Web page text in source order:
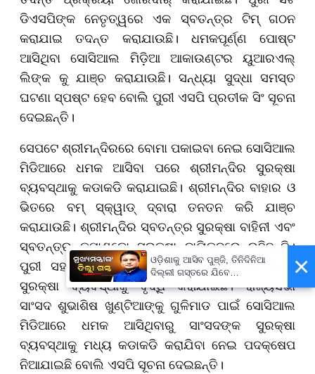
ଡିଏସପିଙ୍କ ନେତୃତ୍ୱରେ ଏକ ସ୍ବତନ୍ତ୍ର ଟିମ୍ ଗଠନ
କରାଯାଇ ତଦନ୍ତ କରାଯାଉଛି। ଧମକପୂର୍ଣ୍ଣ ପୋଷ୍ଟ
ଆସିଥିବା ସୋସିଆଲ ମିଡ଼ିଆ ଆକାଉଣ୍ଟର ୟୁଆରଏଲ୍
ଲିଙ୍କ କୁ ଯାଞ୍ଚ କରାଯାଉଛି। ସନ୍ଧ୍ୟା ସୁଦ୍ଧା ସମସ୍ତ
ଘଟଣା ସ୍ପଷ୍ଟ ହେବ ବୋଲି ପୁରୀ ଏସପି ପ୍ରତୀକ ସିଂ ସୂଚନା
ଦେଇଛନ୍ତି।
ସେପଟେ ଶ୍ରୀମନ୍ଦିରରେ ବୋମା ପକାଇବା ନେଇ ସୋସିଆଲ
ମିଡିଆରେ ଧମକ ଆସିବା ପରେ ଶ୍ରୀମନ୍ଦିର ସୁରକ୍ଷା
ବ୍ୟବସ୍ଥାକୁ କଡାକଡି କରାଯାଇଛି। ଶ୍ରୀମନ୍ଦିର ବାହାର ଓ
ଭିତରେ ବମ୍ ସ୍କ୍ୱାଡ୍ ଦ୍ବାରା ତନତନ କରି ଯାଞ୍ଚ
କରାଯାଉଛି। ଶ୍ରୀମନ୍ଦିର ସ୍ବତନ୍ତ୍ର ସୁରକ୍ଷା ବାହିନୀ ଏବଂ
ସ୍ବତନ୍ତ୍ର କମାଣ୍ଡୋ ସୁରକ୍ଷା ଦାୟିତ୍ବରେ ରହିଛନ୍ତି।
ପୁରୀ ସହରର ବିଭିନ୍ନ ଗୁରୁତ୍ବପୂର୍ଣ୍ଣ ସ୍ଥାନରେ ମଧ୍ୟ
ସୁରକ୍ଷା ବ୍ୟବସ୍ଥାକୁ ବୃଦ୍ଧି କରାଯାଇଛି। ରାଜ୍ୟସଭା
ସାଂସଦ ଶୁଭାଶିଷ ଖୁଣ୍ଟିଆଙ୍କୁ ଗୁଳିମାଡ ପାଇଁ ସୋସିଆଲ
ମିଡିଆରେ ଧମକ ଆସିଥିବାରୁ ସାଂସଦଙ୍କ ସୁରକ୍ଷା
ବ୍ୟବସ୍ଥାକୁ ମଧ୍ୟ କଡାକଡି କରାଯିବା ନେଇ ପଦକ୍ଷେପ
ନିଆଯାଇଛି ବୋଲି ଏସପି ସୂଚନା ଦେଇଛନ୍ତି।
×
ଓଡ଼ିଶାକୁ ଆସିବ ପୁଞ୍ଜି, ତିନିଦିନିଆ
ଦିଲ୍ଲୀ ଗସ୍ତରେ ଯିବେ